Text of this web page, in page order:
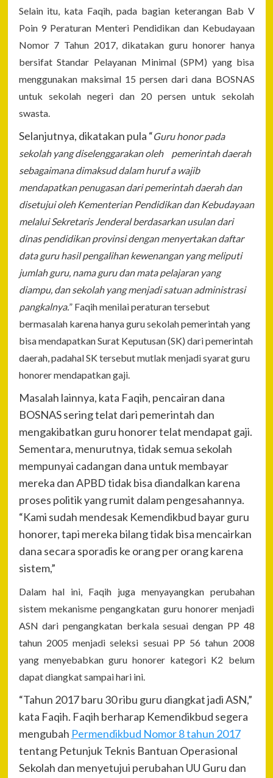
Selain itu, kata Faqih, pada bagian keterangan Bab V
Poin 9 Peraturan Menteri Pendidikan dan Kebudayaan
Nomor 7 Tahun 2017, dikatakan guru honorer hanya
bersifat Standar Pelayanan Minimal (SPM) yang bisa
menggunakan maksimal 15 persen dari dana BOSNAS
untuk sekolah negeri dan 20 persen untuk sekolah
swasta.
Selanjutnya, dikatakan pula “Guru honor pada
sekolah yang diselenggarakan oleh pemerintah daerah
sebagaimana dimaksud dalam huruf a wajib
mendapatkan penugasan dari pemerintah daerah dan
disetujui oleh Kementerian Pendidikan dan Kebudayaan
melalui Sekretaris Jenderal berdasarkan usulan dari
dinas pendidikan provinsi dengan menyertakan daftar
data guru hasil pengalihan kewenangan yang meliputi
jumlah guru, nama guru dan mata pelajaran yang
diampu, dan sekolah yang menjadi satuan administrasi
pangkalnya.” Faqih menilai peraturan tersebut
bermasalah karena hanya guru sekolah pemerintah yang
bisa mendapatkan Surat Keputusan (SK) dari pemerintah
daerah, padahal SK tersebut mutlak menjadi syarat guru
honorer mendapatkan gaji.
Masalah lainnya, kata Faqih, pencairan dana
BOSNAS sering telat dari pemerintah dan
mengakibatkan guru honorer telat mendapat gaji.
Sementara, menurutnya, tidak semua sekolah
mempunyai cadangan dana untuk membayar
mereka dan APBD tidak bisa diandalkan karena
proses politik yang rumit dalam pengesahannya.
“Kami sudah mendesak Kemendikbud bayar guru
honorer, tapi mereka bilang tidak bisa mencairkan
dana secara sporadis ke orang per orang karena
sistem,”
Dalam hal ini, Faqih juga menyayangkan perubahan
sistem mekanisme pengangkatan guru honorer menjadi
ASN dari pengangkatan berkala sesuai dengan PP 48
tahun 2005 menjadi seleksi sesuai PP 56 tahun 2008
yang menyebabkan guru honorer kategori K2 belum
dapat diangkat sampai hari ini.
“Tahun 2017 baru 30 ribu guru diangkat jadi ASN,”
kata Faqih. Faqih berharap Kemendikbud segera
mengubah Permendikbud Nomor 8 tahun 2017
tentang Petunjuk Teknis Bantuan Operasional
Sekolah dan menyetujui perubahan UU Guru dan